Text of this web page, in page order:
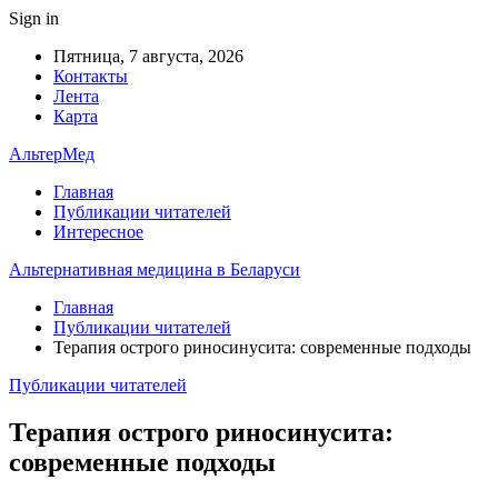
Sign in
Пятница, 7 августа, 2026
Контакты
Лента
Карта
АльтерМед
Главная
Публикации читателей
Интересное
Альтернативная медицина в Беларуси
Главная
Публикации читателей
Терапия острого риносинусита: современные подходы
Публикации читателей
Терапия острого риносинусита:
современные подходы